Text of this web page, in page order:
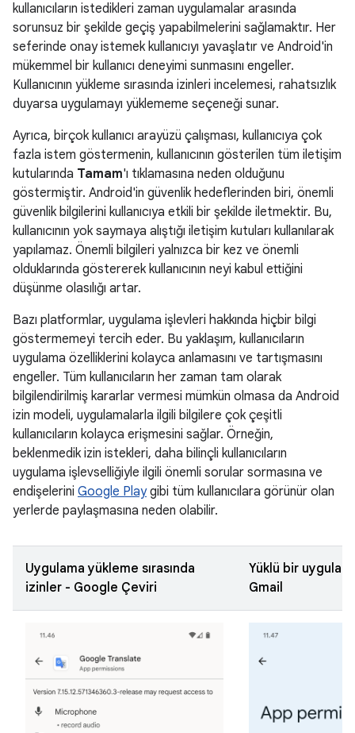
kullanıcıların istedikleri zaman uygulamalar arasında
sorunsuz bir şekilde geçiş yapabilmelerini sağlamaktır. Her
seferinde onay istemek kullanıcıyı yavaşlatır ve Android'in
mükemmel bir kullanıcı deneyimi sunmasını engeller.
Kullanıcının yükleme sırasında izinleri incelemesi, rahatsızlık
duyarsa uygulamayı yüklememe seçeneği sunar.
Ayrıca, birçok kullanıcı arayüzü çalışması, kullanıcıya çok
fazla istem göstermenin, kullanıcının gösterilen tüm iletişim
kutularında Tamam'ı tıklamasına neden olduğunu
göstermiştir. Android'in güvenlik hedeflerinden biri, önemli
güvenlik bilgilerini kullanıcıya etkili bir şekilde iletmektir. Bu,
kullanıcının yok saymaya alıştığı iletişim kutuları kullanılarak
yapılamaz. Önemli bilgileri yalnızca bir kez ve önemli
olduklarında göstererek kullanıcının neyi kabul ettiğini
düşünme olasılığı artar.
Bazı platformlar, uygulama işlevleri hakkında hiçbir bilgi
göstermemeyi tercih eder. Bu yaklaşım, kullanıcıların
uygulama özelliklerini kolayca anlamasını ve tartışmasını
engeller. Tüm kullanıcıların her zaman tam olarak
bilgilendirilmiş kararlar vermesi mümkün olmasa da Android
izin modeli, uygulamalarla ilgili bilgilere çok çeşitli
kullanıcıların kolayca erişmesini sağlar. Örneğin,
beklenmedik izin istekleri, daha bilinçli kullanıcıların
uygulama işlevselliğiyle ilgili önemli sorular sormasına ve
endişelerini Google Playgibi tüm kullanıcılara görünür olan
yerlerde paylaşmasına neden olabilir.
Uygulama yükleme sırasında
izinler - Google Çeviri
Yüklü bir
Gmail